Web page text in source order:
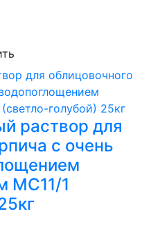
раствор для
с очень
MC11/1